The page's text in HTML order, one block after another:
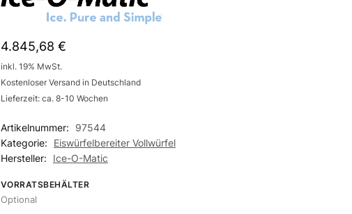
4.845,68 €
inkl. 19% MwSt.
Kostenloser Versand in Deutschland
Lieferzeit: ca. 8-10 Wochen
Artikelnummer:
97544
Kategorie:
Eiswürfelbereiter Vollwürfel
Hersteller:
Ice-O-Matic
VORRATSBEHÄLTER
Optional